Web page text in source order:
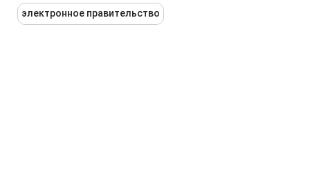
электронное правительство